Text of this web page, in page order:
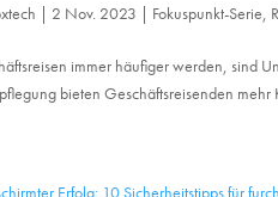
| 2 Nov. 2023 | Fokuspunkt-Serie,
immer häufiger werden, sind
bieten Geschäftsreisenden